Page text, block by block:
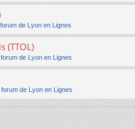
forum de Lyon en Lignes
(TTOL)
forum de Lyon en Lignes
forum de Lyon en Lignes